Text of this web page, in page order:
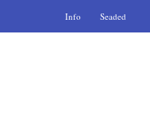
Info Seaded